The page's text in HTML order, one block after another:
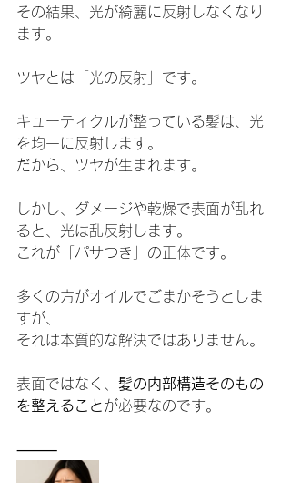
その結果、光が綺麗に反射しなくなり
ます。
ツヤとは「光の反射」です。
キューティクルが整っている髪は、光
を均一に反射します。
だから、ツヤが生まれます。
しかし、ダメージや乾燥で表面が乱れ
ると、光は乱反射します。
これが「パサつき」の正体です。
多くの方がオイルでごまかそうとしま
すが、
それは本質的な解決ではありません。
表面ではなく、 髪の内部構造そのもの
を整えることが必要なのです。
⸻